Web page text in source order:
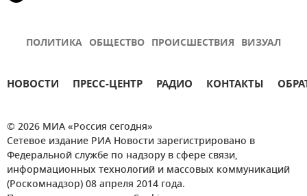
ПОЛИТИКА ОБЩЕСТВО ПРОИСШЕСТВИЯ ВИЗУАЛ
НОВОСТИ ПРЕСС-ЦЕНТР РАДИО КОНТАКТЫ
© 2026 МИА «Россия сегодня»
Сетевое издание РИА Новости зарегистрировано в
Федеральной службе по надзору в сфере связи,
информационных технологий и массовых коммуникаций
(Роскомнадзор) 08 апреля 2014 года.